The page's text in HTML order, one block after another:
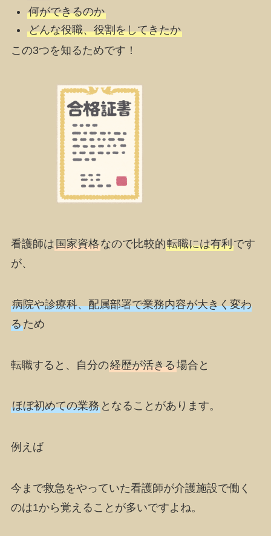
何ができるのか
どんな役職、役割をしてきたか
この3つを知るためです！
看護師は国家資格なので比較的転職には有利です
が、
病院や診療科、配属部署で業務内容が大きく変わ
るため
転職すると、自分の経歴が活きる場合と
ほぼ初めての業務となることがあります。
例えば
今まで救急をやっていた看護師が介護施設で働く
のは1から覚えることが多いですよね。